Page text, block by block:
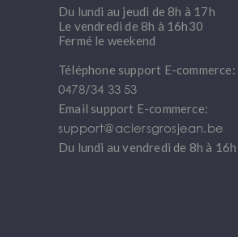
Du lundi au jeudi de 8h à 17h
Le vendredi de 8h à 16h30
Fermé le weekend
Téléphone support E-commerce:
0478/34 33 53
Email support E-commerce:
support@aciersgrosjean.be
Du lundi au vendredi de 8h à 16h